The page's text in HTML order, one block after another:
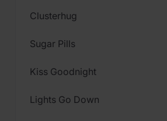
Clusterhug
Sugar Pills
Kiss Goodnight
Lights Go Down